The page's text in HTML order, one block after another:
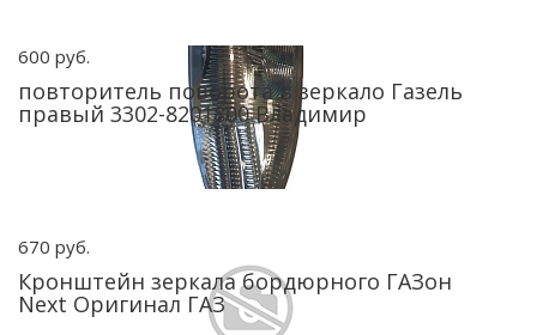
600 руб.
повторитель поворота в зеркало Газель
правый 3302-8201800 Владимир
670 руб.
Кронштейн зеркала бордюрного ГАЗон
Next Оригинал ГАЗ